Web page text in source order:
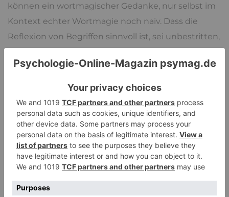
können ein wortmagischer Gedanke, nur selbst im
Kontext echter Wortmagie noch naiv. Dass die
Reflexion von Begriffen sinnvoll ist, sei unbestritten,
Verschwörungstheorien
, die derzeit populär
sind, sind ebenfalls im Kern magisch
Anhänger an eine geheime Macht glauben machen
wollen, die im Hintergrund die Strippen zieht und
sich gegen den braven, einfachen Bürger
verschworen hat und ihn auf allen nur erdenklichen
Wegen manipuliert. Auch hier geht es mir nicht um
den Inhalt, sondern die Struktur.